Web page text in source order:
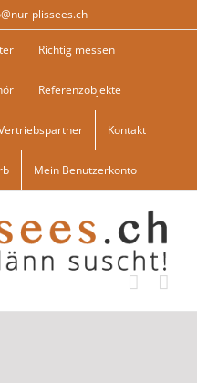
plissees.ch
Richtig messen
Referenzobjekte
Kontakt
Mein Benutzerkonto